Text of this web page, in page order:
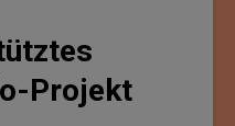
Projekt